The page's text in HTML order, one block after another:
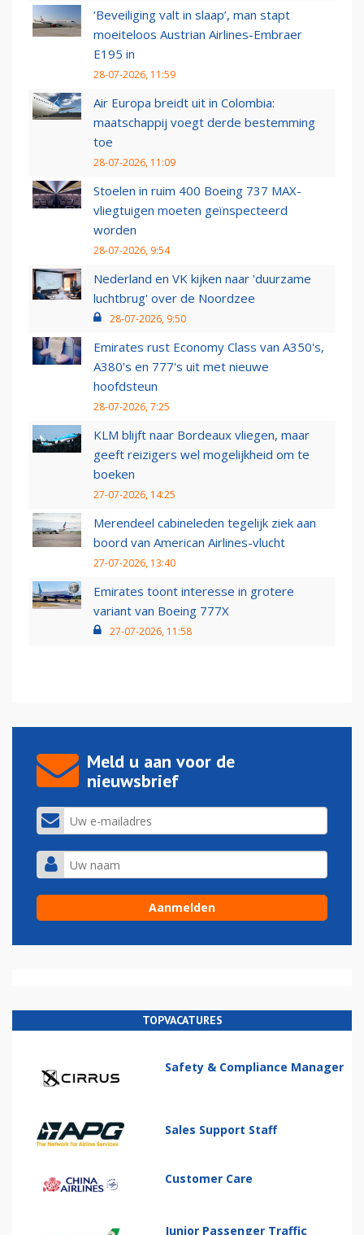
‘Beveiliging valt in slaap’, man stapt
moeiteloos Austrian Airlines-Embraer
E195 in
28-07-2026, 11:59
Air Europa breidt uit in Colombia:
maatschappij voegt derde bestemming
toe
28-07-2026, 11:09
Stoelen in ruim 400 Boeing 737 MAX-
vliegtuigen moeten geïnspecteerd
worden
28-07-2026, 9:54
Nederland en VK kijken naar 'duurzame
luchtbrug' over de Noordzee
28-07-2026, 9:50
Emirates rust Economy Class van A350's,
A380's en 777's uit met nieuwe
hoofdsteun
28-07-2026, 7:25
KLM blijft naar Bordeaux vliegen, maar
geeft reizigers wel mogelijkheid om te
boeken
27-07-2026, 14:25
Merendeel cabineleden tegelijk ziek aan
boord van American Airlines-vlucht
27-07-2026, 13:40
Emirates toont interesse in grotere
variant van Boeing 777X
27-07-2026, 11:58
Meld u aan voor de
nieuwsbrief
TOPVACATURES
Safety & Compliance Manager
Sales Support Staff
Customer Care
Junior Passenger Traffic